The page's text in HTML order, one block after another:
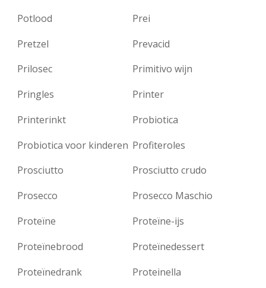
Potlood
Prei
Pretzel
Prevacid
Prilosec
Primitivo wijn
Pringles
Printer
Printerinkt
Probiotica
Probiotica voor kinderen Profiteroles
Prosciutto
Prosciutto crudo
Prosecco
Prosecco Maschio
Proteïne
Proteïne-ijs
Proteïnebrood
Proteïnedessert
Proteïnedrank
Proteinella